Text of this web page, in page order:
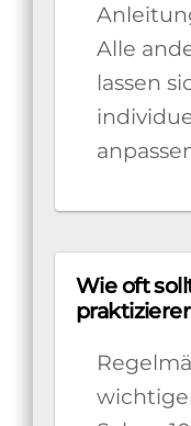
Alle
lassen
Wie oft